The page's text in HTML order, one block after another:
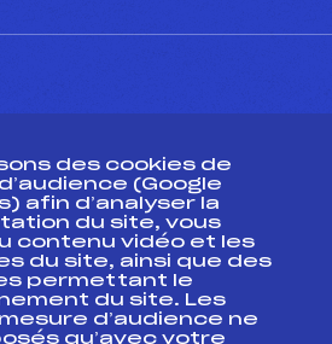
fédéral
des cookies de
(Google
afin d’analyser la
du site, vous
contenu vidéo et les
du site, ainsi que des
permettant le
du site. Les
d’audience ne
qu’avec votre